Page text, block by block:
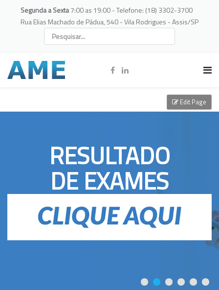
Segunda a Sexta7:00 as 19:00 - Telefone: (18) 3302-3700
Rua Elias Machado de Pádua, 540 - Vila Rodrigues - Assis/SP
RESULTADO
DE EXAMES
Edit Page